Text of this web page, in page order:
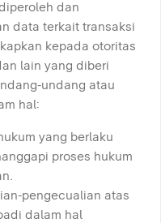
dan
data terkait transaksi
kepada otoritas
lain yang diberi
undang atau
hal:
yang berlaku
proses hukum
pengecualian atas
dalam hal